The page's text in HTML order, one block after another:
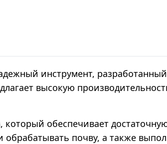
инструмент,
высокую
обеспечивает
почву, а также